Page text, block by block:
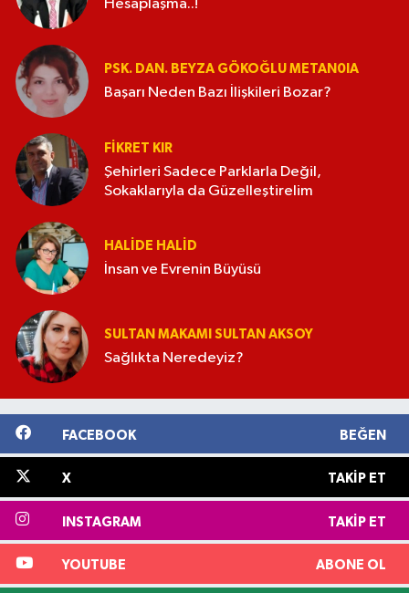
Hesaplaşma..!
PSK. DAN. BEYZA GÖKOĞLU METAN0IA
Başarı Neden Bazı İlişkileri Bozar?
FIKRET KIR
Şehirleri Sadece Parklarla Değil,
Sokaklarıyla da Güzelleştirelim
HALIDE HALID
İnsan ve Evrenin Büyüsü
SULTAN MAKAMI SULTAN AKSOY
Sağlıkta Neredeyiz?
FACEBOOK BEĞEN
X TAKIP ET
INSTAGRAM TAKIP ET
YOUTUBE ABONE OL